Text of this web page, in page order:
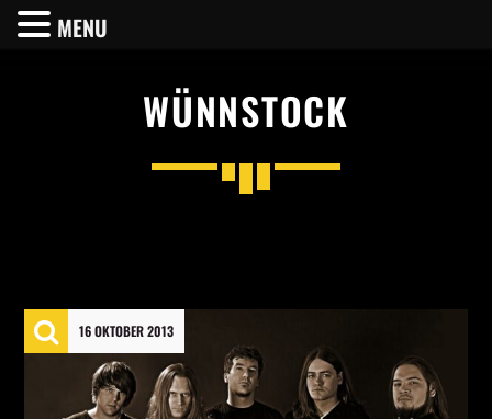
Facebook
WÜNNSTOCK
16 OKTOBER 2013
MENU